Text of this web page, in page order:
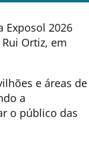
Exposol 2026
Ortiz, em
e áreas de
a
o público das